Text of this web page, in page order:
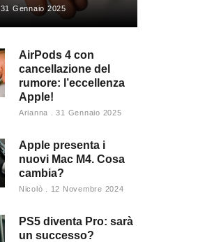
31 Gennaio 2025
AirPods 4 con
cancellazione del
rumore: l’eccellenza
Apple!
Arianna 31 Gennaio 2025
Apple presenta i
nuovi Mac M4. Cosa
cambia?
Nicolò 12 Novembre 2024
PS5 diventa Pro: sarà
un successo?